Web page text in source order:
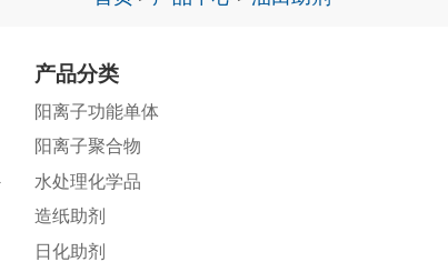
产品分类
阳离子功能单体
阳离子聚合物
水处理化学品
造纸助剂
日化助剂